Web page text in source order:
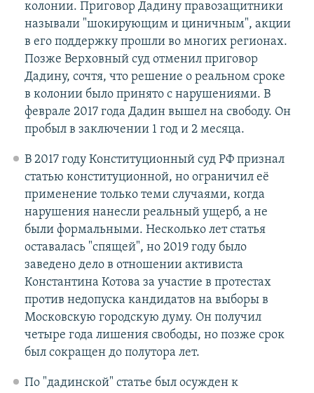
колонии. Приговор Дадину правозащитники
называли "шокирующим и циничным", акции
в его поддержку прошли во многих регионах.
Позже Верховный суд отменил приговор
Дадину, сочтя, что решение о реальном сроке
в колонии было принято с нарушениями. В
феврале 2017 года Дадин вышел на свободу. Он
пробыл в заключении 1 год и 2 месяца.
В 2017 году Конституционный суд РФ признал
статью конституционной, но ограничил её
применение только теми случаями, когда
нарушения нанесли реальный ущерб, а не
были формальными. Несколько лет статья
оставалась "спящей", но 2019 году было
заведено дело в отношении активиста
Константина Котова за участие в протестах
против недопуска кандидатов на выборы в
Московскую городскую думу. Он получил
четыре года лишения свободы, но позже срок
был сокращен до полутора лет.
По "дадинской" статье был осужден к